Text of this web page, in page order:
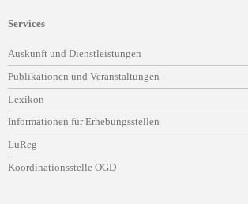
Services
Navigation
überspringen
Auskunft und Dienstleistungen
Publikationen und Veranstaltungen
Lexikon
Informationen für Erhebungsstellen
LuReg
Koordinationsstelle OGD